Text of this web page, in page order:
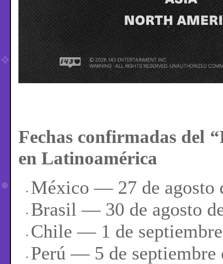
Fechas confirmadas del
en Latinoamérica
México — 27 de agosto
Brasil — 30 de agosto
Chile — 1 de
Perú — 5 de septiembre